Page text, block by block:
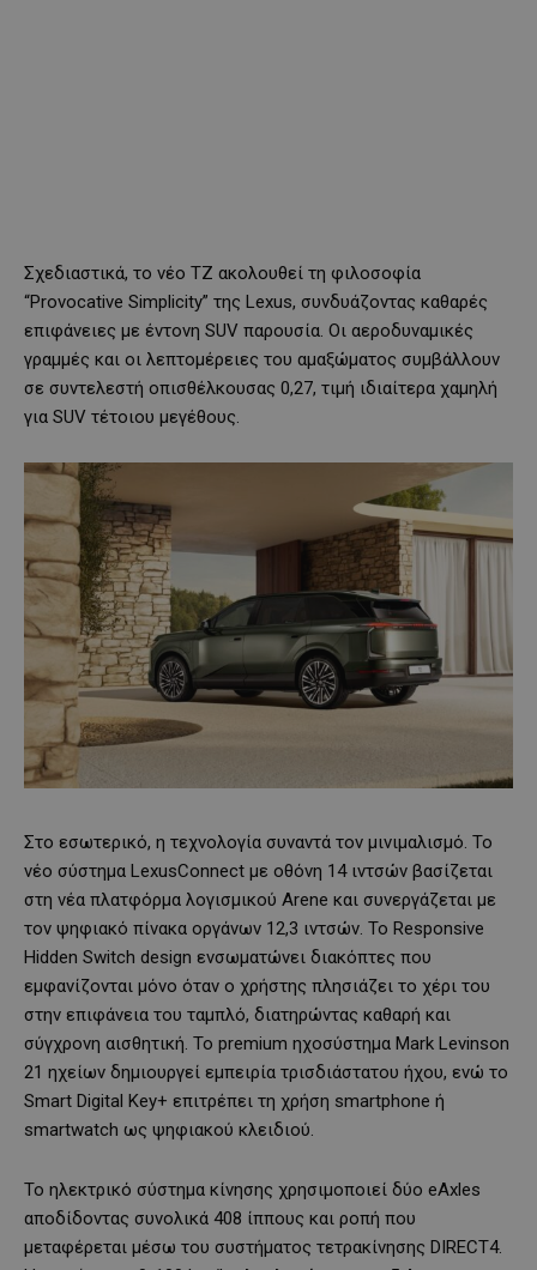
Σχεδιαστικά, το νέο TZ ακολουθεί τη φιλοσοφία
“Provocative Simplicity” της Lexus, συνδυάζοντας καθαρές
επιφάνειες με έντονη SUV παρουσία. Οι αεροδυναμικές
γραμμές και οι λεπτομέρειες του αμαξώματος συμβάλλουν
σε συντελεστή οπισθέλκουσας 0,27, τιμή ιδιαίτερα χαμηλή
για SUV τέτοιου μεγέθους.
Στο εσωτερικό, η τεχνολογία συναντά τον μινιμαλισμό. Το
νέο σύστημα LexusConnect με οθόνη 14 ιντσών βασίζεται
στη νέα πλατφόρμα λογισμικού Arene και συνεργάζεται με
τον ψηφιακό πίνακα οργάνων 12,3 ιντσών. Το Responsive
Hidden Switch design ενσωματώνει διακόπτες που
εμφανίζονται μόνο όταν ο χρήστης πλησιάζει το χέρι του
στην επιφάνεια του ταμπλό, διατηρώντας καθαρή και
σύγχρονη αισθητική. Το premium ηχοσύστημα Mark Levinson
21 ηχείων δημιουργεί εμπειρία τρισδιάστατου ήχου, ενώ το
Smart Digital Key+ επιτρέπει τη χρήση smartphone ή
smartwatch ως ψηφιακού κλειδιού.
Το ηλεκτρικό σύστημα κίνησης χρησιμοποιεί δύο eAxles
αποδίδοντας συνολικά 408 ίππους και ροπή που
μεταφέρεται μέσω του συστήματος τετρακίνησης DIRECT4.